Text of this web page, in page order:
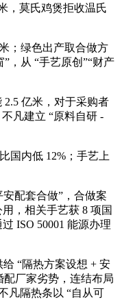
，莫氏鸡煲拒收温氏
；绿色出产取合做方
，从 “手艺原创”“财产
亿米，对于采购者
凡建立 “原料自研 -
国内低 12%；手艺上
配套合做”，合做案
，相关手艺获 8 项国
ISO 50001 能源办理
“隔热方案设想 + 安
厂家劣势，连结布局
凡隔热条以 “自从可